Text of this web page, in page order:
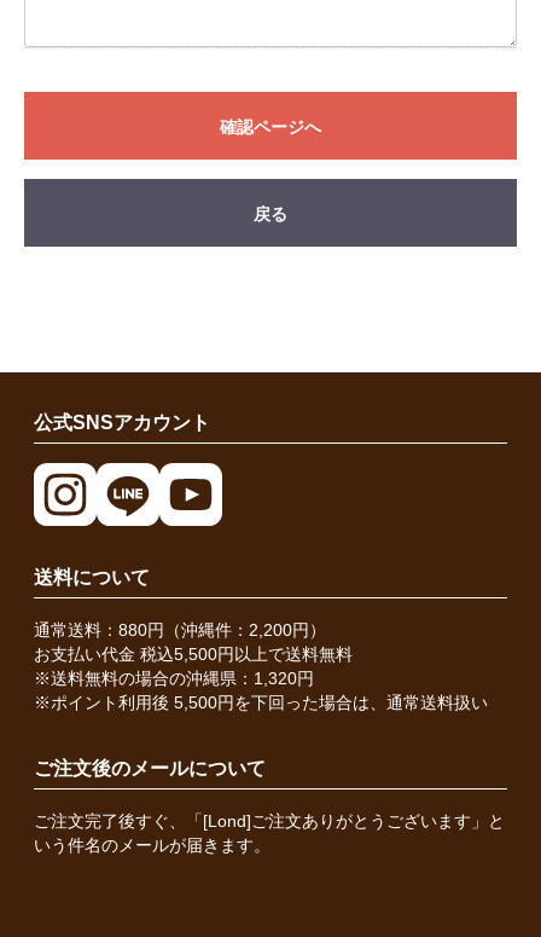
確認ページへ
戻る
公式SNSアカウント
送料について
通常送料：880円（沖縄件：2,200円）
お支払い代金 税込5,500円以上で送料無料
※送料無料の場合の沖縄県：1,320円
※ポイント利用後 5,500円を下回った場合は、通常送料扱い
ご注文後のメールについて
ご注文完了後すぐ、「[Lond]ご注文ありがとうございます」と
いう件名のメールが届きます。